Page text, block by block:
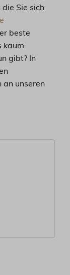
Sie sich
beste
kaum
gibt? In
an unseren